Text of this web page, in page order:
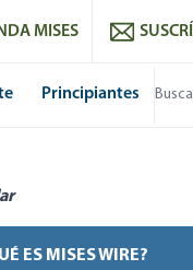
MISES
Principiantes
ES MISES WIRE?